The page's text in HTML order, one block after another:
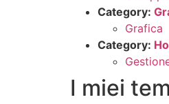
Category:
Grafica
Category:
I miei